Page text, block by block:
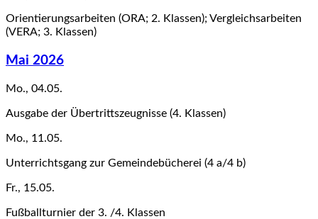
Orientierungsarbeiten (ORA; 2. Klassen); Vergleichsarbeiten
(VERA; 3. Klassen)
Mai 2026
Mo., 04.05.
Ausgabe der Übertrittszeugnisse (4. Klassen)
Mo., 11.05.
Unterrichtsgang zur Gemeindebücherei (4 a/4 b)
Fr., 15.05.
Fußballturnier der 3. /4. Klassen